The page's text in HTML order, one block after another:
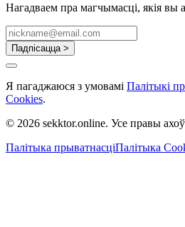
Нагадваем пра магчымасці, якія вы
Падпісацца >
Я пагаджаюся з умовамі Палітыкі
Cookies.
© 2026 sekktor.online. Усе правы
Палітыка прыватнасціПалітыка